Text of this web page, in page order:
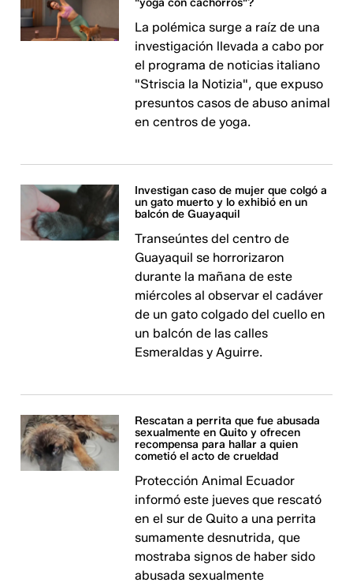
"yoga con cachorros"?
La polémica surge a raíz de una
investigación llevada a cabo por
el programa de noticias italiano
"Striscia la Notizia", que expuso
presuntos casos de abuso animal
en centros de yoga.
Investigan caso de mujer que colgó a
un gato muerto y lo exhibió en un
balcón de Guayaquil
Transeúntes del centro de
Guayaquil se horrorizaron
durante la mañana de este
miércoles al observar el cadáver
de un gato colgado del cuello en
un balcón de las calles
Esmeraldas y Aguirre.
Rescatan a perrita que fue abusada
sexualmente en Quito y ofrecen
recompensa para hallar a quien
cometió el acto de crueldad
Protección Animal Ecuador
informó este jueves que rescató
en el sur de Quito a una perrita
sumamente desnutrida, que
mostraba signos de haber sido
abusada sexualmente